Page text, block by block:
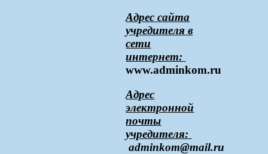
Адрес сайта
учредителя в
сети
интернет:
www.adminkom.ru
Адрес
электронной
почты
учредителя:
adminkom@mail.ru